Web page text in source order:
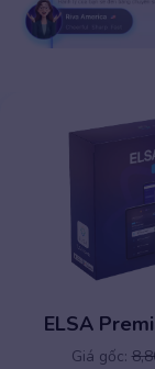
ELSA
Giá gốc: